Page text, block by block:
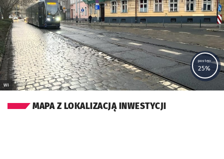
WI
postęp:
25%
MAPA Z LOKALIZACJĄ INWESTYCJI